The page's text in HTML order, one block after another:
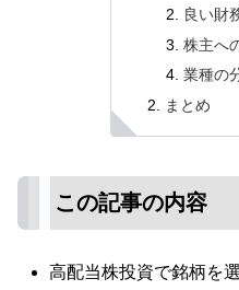
良い財
株主へ
業種の
まとめ
この記事の内容
高配当株投資で銘柄を